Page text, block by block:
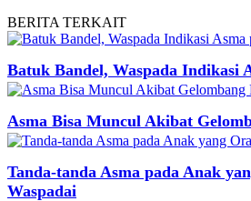
BERITA TERKAIT
Batuk Bandel, Waspada Indikasi
Asma Bisa Muncul Akibat
Tanda-tanda Asma pada Anak
Waspadai